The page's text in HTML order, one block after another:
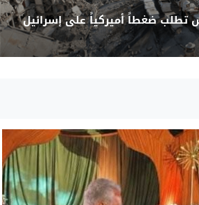
ضغطاً أميركياً على إسرائيل